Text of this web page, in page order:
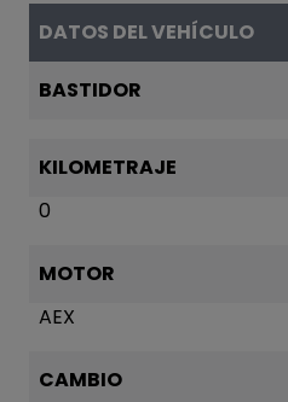
DATOS DEL VEHÍCULO
BASTIDOR
KILOMETRAJE
0
MOTOR
AEX
CAMBIO